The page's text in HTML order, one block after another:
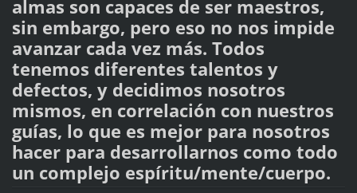
almas son capaces de ser maestros,
sin embargo, pero eso no nos impide
avanzar cada vez más. Todos
tenemos diferentes talentos y
defectos, y decidimos nosotros
mismos, en correlación con nuestros
guías, lo que es mejor para nosotros
hacer para desarrollarnos como todo
un complejo espíritu/mente/cuerpo.